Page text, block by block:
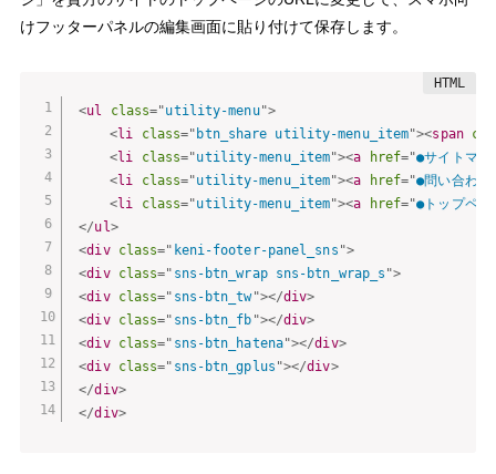
けフッターパネルの編集画面に貼り付けて保存します。
<ul class="utility-menu">
<li class=" btn_share utility-menu_item"><span
<li class="utility-menu_item"><a href="●サイトマッ
<li class="utility-menu_item"><a href="●問い合わせ
<li class="utility-menu_item"><a href="●トップペー
</ul>
<div class=" keni-footer-panel_sns ">
<div class=" sns-btn_wrap sns-btn_wrap_s ">
<div class=" sns-btn_tw"></div>
<div class=" sns-btn_fb "></div>
<div class=" sns-btn_hatena"></div>
<div class=" sns-btn_gplus "></div>
</div>
</div>